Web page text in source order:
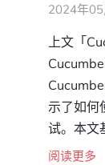
2024年
上文「
示了如何
试。本文
阅读更多